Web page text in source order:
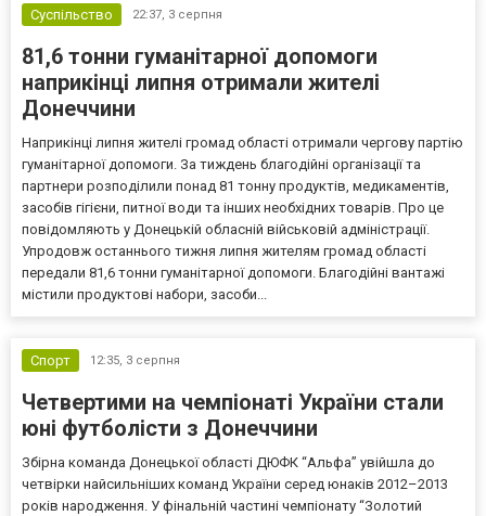
Суспільство 22:37, 3 серпня
81,6 тонни гуманітарної допомоги
наприкінці липня отримали жителі
Донеччини
Наприкінці липня жителі громад області отримали чергову партію
гуманітарної допомоги. За тиждень благодійні організації та
партнери розподілили понад 81 тонну продуктів, медикаментів,
засобів гігієни, питної води та інших необхідних товарів. Про це
повідомляють у Донецькій обласній військовій адміністрації.
Упродовж останнього тижня липня жителям громад області
передали 81,6 тонни гуманітарної допомоги. Благодійні вантажі
містили продуктові набори, засоби...
Спорт 12:35, 3 серпня
Четвертими на чемпіонаті України стали
юні футболісти з Донеччини
Збірна команда Донецької області ДЮФК “Альфа” увійшла до
четвірки найсильніших команд України серед юнаків 2012–2013
років народження. У фінальній частині чемпіонату “Золотий